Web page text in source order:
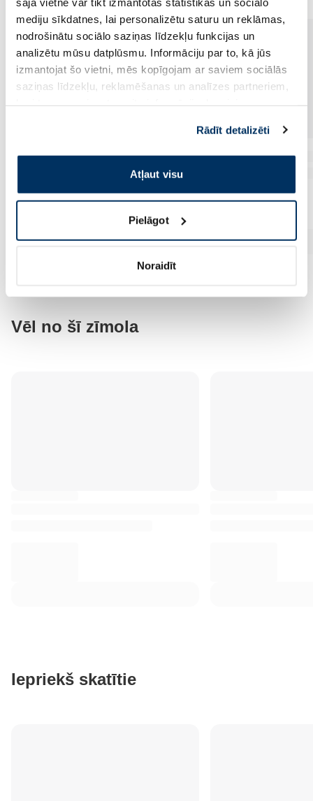
mediju sīkdatnes, lai personalizētu saturu un reklāmas,
nodrošinātu sociālo saziņas līdzekļu funkcijas un
analizētu mūsu datplūsmu. Informāciju par to, kā jūs
izmantojat šo vietni, mēs kopīgojam ar saviem sociālās
saziņas līdzekļu, reklamēšanas un analīzes partneriem,
pakalpojumus. Ja piekrītat šo papildu sīkdatņu
izmantošanai, lūdzu, atzīmējiet savu izvēli:
Rādīt detalizēti
Atļaut visu
Pielāgot
Noraidīt
Vēl no šī zīmola
Iepriekš skatītie